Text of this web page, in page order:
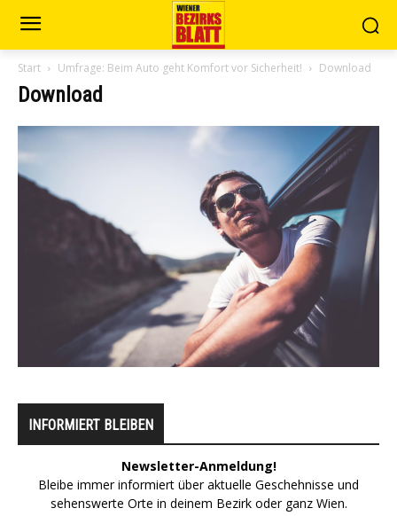
Start Umfrage: Beim Auto geht Komfort vor Sicherheit! Download
Download
INFORMIERT BLEIBEN
Newsletter-Anmeldung!
Bleibe immer informiert über aktuelle Geschehnisse und
sehenswerte Orte in deinem Bezirk oder ganz Wien.